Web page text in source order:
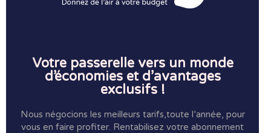
Votre passerelle vers un monde
d’économies et d’avantages
exclusifs !
Nous négocions les meilleurs tarifs,toute l’année, pour
vous en faire profiter. Rentabilisez votre abonnement